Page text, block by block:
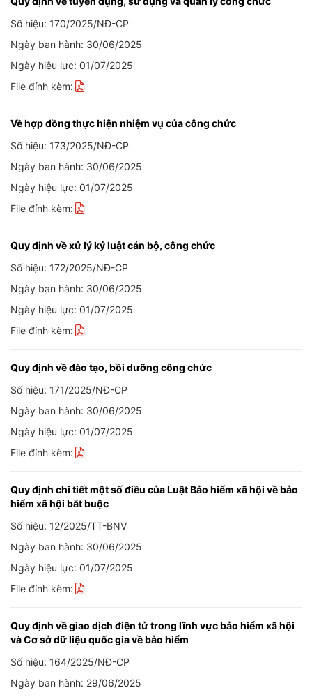
Số hiệu: 170/2025/NĐ-CP
Ngày ban hành: 30/06/2025
Ngày hiệu lực: 01/07/2025
File đính kèm:
Về hợp đồng thực hiện nhiệm vụ của công chức
Số hiệu: 173/2025/NĐ-CP
Ngày ban hành: 30/06/2025
Ngày hiệu lực: 01/07/2025
File đính kèm:
Quy định về xử lý kỷ luật cán bộ, công chức
Số hiệu: 172/2025/NĐ-CP
Ngày ban hành: 30/06/2025
Ngày hiệu lực: 01/07/2025
File đính kèm:
Quy định về đào tạo, bồi dưỡng công chức
Số hiệu: 171/2025/NĐ-CP
Ngày ban hành: 30/06/2025
Ngày hiệu lực: 01/07/2025
File đính kèm:
Quy định chi tiết một số điều của Luật Bảo hiểm xã hội về bảo
hiểm xã hội bắt buộc
Số hiệu: 12/2025/TT-BNV
Ngày ban hành: 30/06/2025
Ngày hiệu lực: 01/07/2025
File đính kèm:
Quy định về giao dịch điện tử trong lĩnh vực bảo hiểm xã hội
và Cơ sở dữ liệu quốc gia về bảo hiểm
Số hiệu: 164/2025/NĐ-CP
Ngày ban hành: 29/06/2025